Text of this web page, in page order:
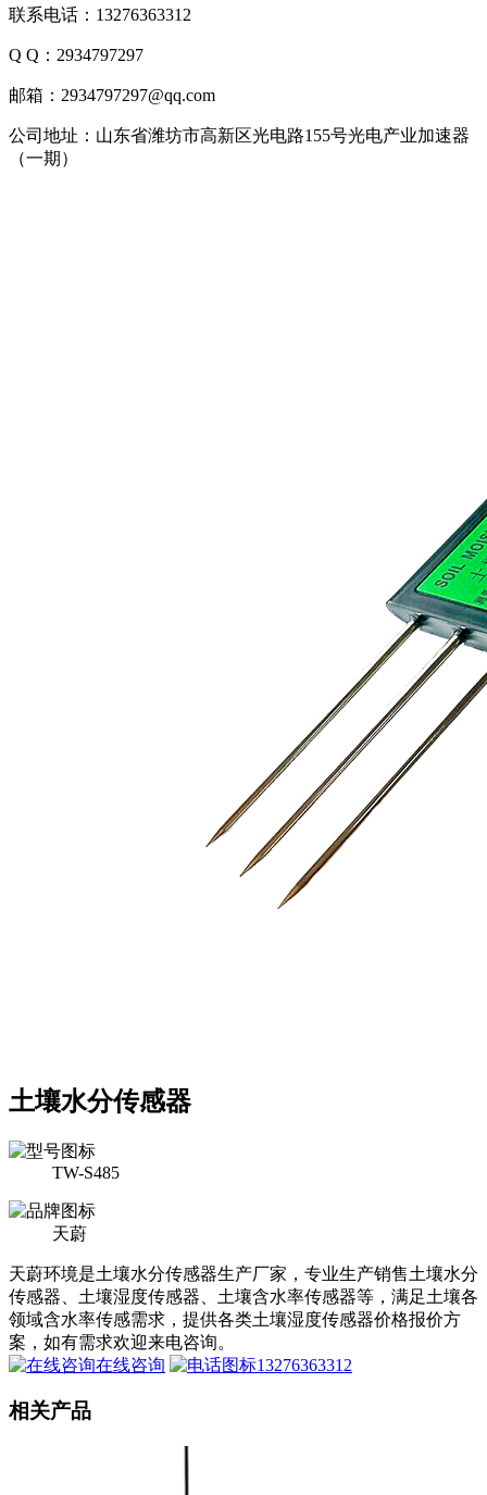
联系电话：13276363312
Q Q：2934797297
邮箱：2934797297@qq.com
公司地址：山东省潍坊市高新区光电路155号光电产业加速器
（一期）
土壤水分传感器
TW-S485
天蔚
天蔚环境是土壤水分传感器生产厂家，专业生产销售土壤水分
传感器、土壤湿度传感器、土壤含水率传感器等，满足土壤各
领域含水率传感需求，提供各类土壤湿度传感器价格报价方
案，如有需求欢迎来电咨询。
在线咨询
13276363312
相关产品